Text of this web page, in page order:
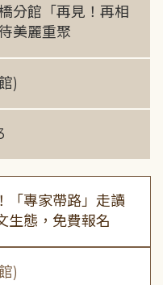
分館「再見！再相
美麗重聚
)
「專家帶路」走讀
生態，免費報名
)